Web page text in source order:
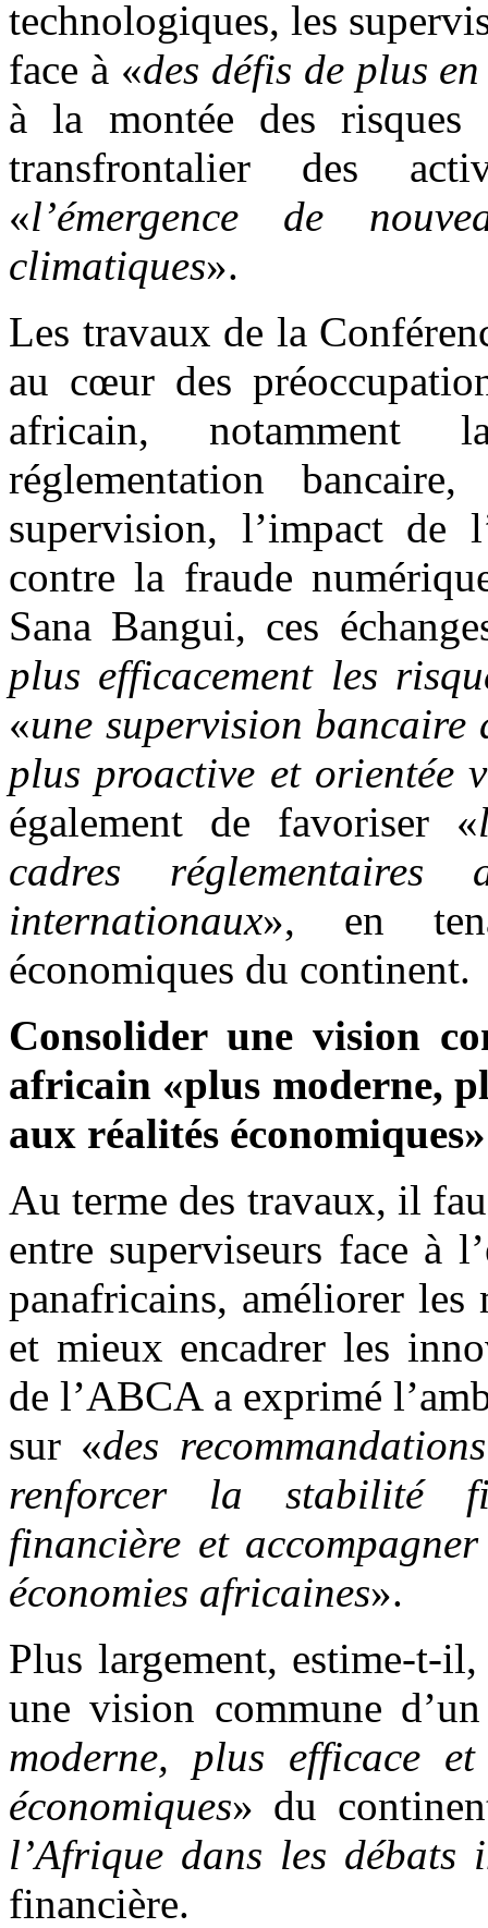
technologiques, les
face à «des défis de plus
à la montée des risques
transfrontalier des
«l’émergence de
climatiques».
Les travaux de la
au cœur des
africain, notamment
réglementation
supervision, l’impact de
contre la fraude
Sana Bangui, ces
plus efficacement les
«une supervision bancaire
plus proactive et orientée
également de favoriser «
cadres
internationaux», en
économiques du continent.
Consolider une vision
africain «plus moderne,
aux réalités économiques»
Au terme des travaux, il
entre superviseurs face à
panafricains, améliorer les
et mieux encadrer les
de l’ABCA a exprimé
sur «des
renforcer la stabilité
financière et
économies africaines».
Plus largement, estime-t-
une vision commune
moderne, plus efficace
économiques» du
l’Afrique dans les débats
financière.